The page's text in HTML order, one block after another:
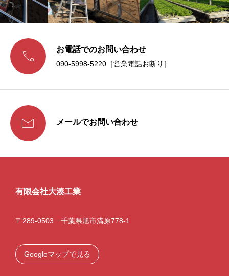
 お電話でのお問い合わせ
090-5998-5220［営業電話お断り］
 メールでお問い合わせ
有限会社大湊工業
〒289-0503 千葉県旭市溝原778-1
Googleマップで見る